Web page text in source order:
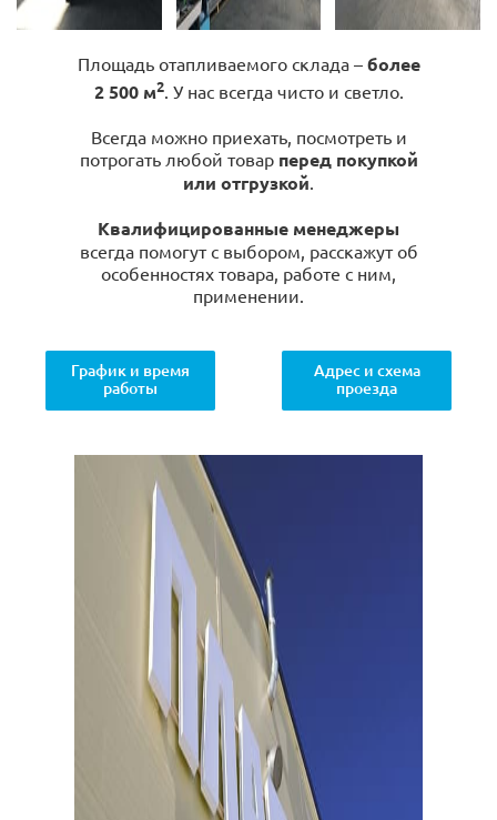
Площадь отапливаемого склада – более
2 500 м2. У нас всегда чисто и светло.
Всегда можно приехать, посмотреть и
потрогать любой товар перед покупкой
или отгрузкой.
Квалифицированные менеджеры
всегда помогут с выбором, расскажут об
особенностях товара, работе с ним,
применении.
График и время
работы
Адрес и схема
проезда